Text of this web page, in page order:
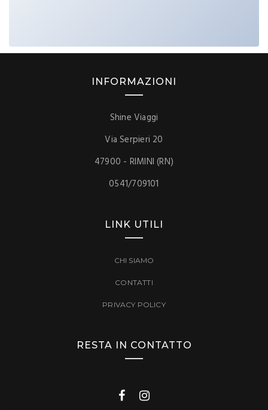
INFORMAZIONI
Shine Viaggi
Via Serpieri 20
47900 - RIMINI (RN)
0541/709101
LINK UTILI
CHI SIAMO
CONTATTI
PRIVACY POLICY
RESTA IN CONTATTO